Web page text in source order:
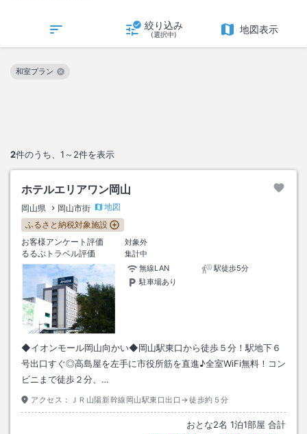
絞り込み
(選択中) 地図表示
2件のうち、 1～2件を表示
和室プラン
この絞り込み条件を解除
ホテルエリアワン岡山
岡山県 岡山市街
地図
ふるさと納税対象施設
お客様アンケート評価
対象外
るるぶトラベル評価
集計中
無線LAN
駅徒歩5分
駐車場あり
◆イオンモール岡山向かい◆岡山駅東口から徒歩５分！駅地下６
号出口すぐ◎高島屋を左手に市役所筋を直進♪全室WiFi無料！コン
ビニまで徒歩２分、…
アクセス： ＪＲ山陽新幹線岡山駅東口出口→徒歩約５分
おとな2名 1泊1部屋 合計